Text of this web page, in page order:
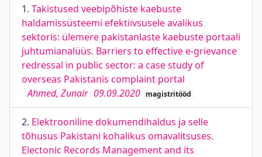
1. Takistused veebipõhiste kaebuste
haldamissüsteemi efektiivsusele avalikus
sektoris: ülemere pakistanlaste kaebuste portaali
juhtumianalüüs. Barriers to effective e-grievance
redressal in public sector: a case study of
overseas Pakistanis complaint portal
Ahmed, Zunair 09.09.2020 magistritööd
2. Elektrooniline dokumendihaldus ja selle
tõhusus Pakistani kohalikus omavalitsuses.
Electonic Records Management and its